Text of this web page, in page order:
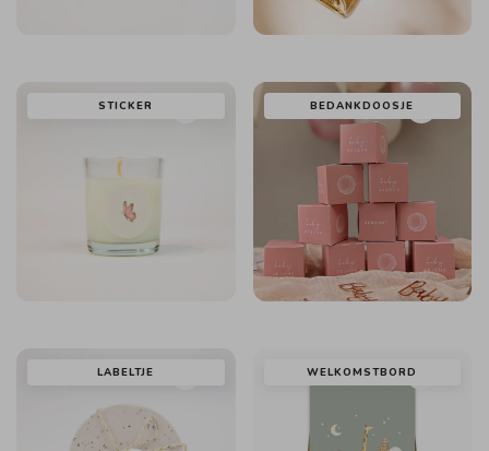
STICKER BEDANKDOOSJE
LABELTJE WELKOMSTBORD